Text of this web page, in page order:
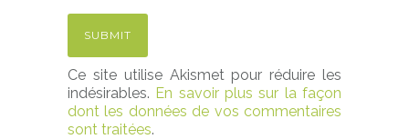
Ce site utilise Akismet pour réduire les
indésirables. En savoir plus sur la façon
dont les données de vos commentaires
sont traitées.